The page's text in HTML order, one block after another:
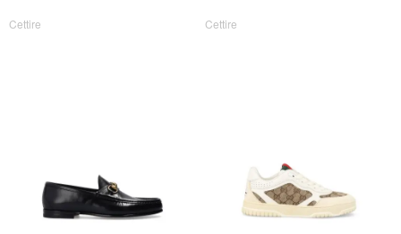
Cettire Cettire